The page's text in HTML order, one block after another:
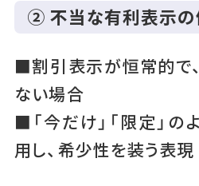
② 不当な有利表示の
■割引表示が恒常的で
ない場合
■「今だけ」「限定」の
用し、希少性を装う表現